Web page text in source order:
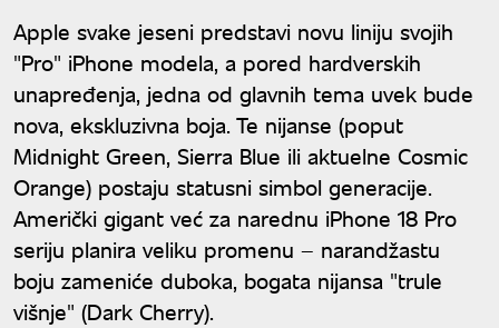
Apple svake jeseni predstavi novu liniju svojih
"Pro" iPhone modela, a pored hardverskih
unapređenja, jedna od glavnih tema uvek bude
nova, ekskluzivna boja. Te nijanse (poput
Midnight Green, Sierra Blue ili aktuelne Cosmic
Orange) postaju statusni simbol generacije.
Američki gigant već za narednu iPhone 18 Pro
seriju planira veliku promenu – narandžastu
boju zameniće duboka, bogata nijansa "trule
višnje" (Dark Cherry).